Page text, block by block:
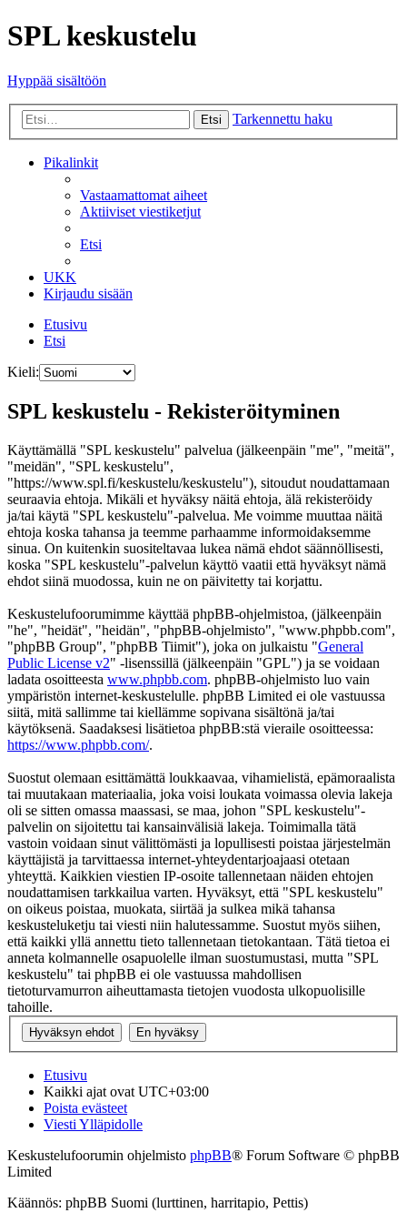
SPL keskustelu
Hyppää sisältöön
Etsi Tarkennettu haku
Pikalinkit
Vastaamattomat aiheet
Aktiiviset viestiketjut
Etsi
UKK
Kirjaudu sisään
Etusivu
Etsi
Kieli:
SPL keskustelu - Rekisteröityminen
Käyttämällä "SPL keskustelu" palvelua (jälkeenpäin "me", "meitä",
"meidän", "SPL keskustelu",
"https://www.spl.fi/keskustelu/keskustelu"), sitoudut noudattamaan
seuraavia ehtoja. Mikäli et hyväksy näitä ehtoja, älä rekisteröidy
ja/tai käytä "SPL keskustelu"-palvelua. Me voimme muuttaa näitä
ehtoja koska tahansa ja teemme parhaamme informoidaksemme
sinua. On kuitenkin suositeltavaa lukea nämä ehdot säännöllisesti,
koska "SPL keskustelu"-palvelun käyttö vaatii että hyväksyt nämä
ehdot siinä muodossa, kuin ne on päivitetty tai korjattu.
Keskustelufoorumimme käyttää phpBB-ohjelmistoa, (jälkeenpäin
"he", "heidät", "heidän", "phpBB-ohjelmisto", "www.phpbb.com",
"phpBB Group", "phpBB Tiimit"), joka on julkaistu "General
Public License v2" -lisenssillä (jälkeenpäin "GPL") ja se voidaan
ladata osoitteesta www.phpbb.com. phpBB-ohjelmisto luo vain
ympäristön internet-keskustelulle. phpBB Limited ei ole vastuussa
siitä, mitä sallimme tai kiellämme sopivana sisältönä ja/tai
käytöksenä. Saadaksesi lisätietoa phpBB:stä vieraile osoitteessa:
https://www.phpbb.com/.
Suostut olemaan esittämättä loukkaavaa, vihamielistä, epämoraalista
tai muutakaan materiaalia, joka voisi loukata voimassa olevia lakeja
oli se sitten omassa maassasi, se maa, johon "SPL keskustelu"-
palvelin on sijoitettu tai kansainvälisiä lakeja. Toimimalla tätä
vastoin voidaan sinut välittömästi ja lopullisesti poistaa järjestelmän
käyttäjistä ja tarvittaessa internet-yhteydentarjoajaasi otetaan
yhteyttä. Kaikkien viestien IP-osoite tallennetaan näiden ehtojen
noudattamisen tarkkailua varten. Hyväksyt, että "SPL keskustelu"
on oikeus poistaa, muokata, siirtää ja sulkea mikä tahansa
keskusteluketju tai viesti niin halutessamme. Suostut myös siihen,
että kaikki yllä annettu tieto tallennetaan tietokantaan. Tätä tietoa ei
anneta kolmannelle osapuolelle ilman suostumustasi, mutta "SPL
keskustelu" tai phpBB ei ole vastuussa mahdollisen
tietoturvamurron aiheuttamasta tietojen vuodosta ulkopuolisille
tahoille.
Etusivu
Kaikki ajat ovat UTC+03:00
Poista evästeet
Viesti Ylläpidolle
Keskustelufoorumin ohjelmisto phpBB® Forum Software © phpBB
Limited
Käännös: phpBB Suomi (lurttinen, harritapio, Pettis)